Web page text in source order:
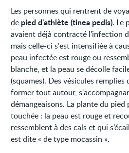
Les personnes qui rentrent de
de pied d'athlète (tinea pedis). Le
avaient déjà contracté l'infection
mais celle-ci s'est intensifiée à
peau infectée est rouge ou
blanche, et la peau se décolle
(squames). Des vésicules
former tout autour,
démangeaisons. La plante du
touchée : la peau est rouge et
ressemblent à des cals et qui
est dite « de type mocassin ».